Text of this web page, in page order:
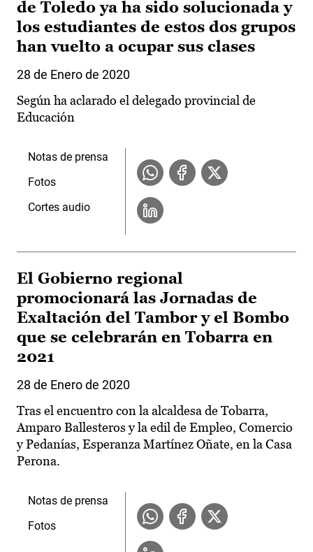
de Toledo ya ha sido solucionada y
los estudiantes de estos dos grupos
han vuelto a ocupar sus clases
28 de Enero de 2020
Según ha aclarado el delegado provincial de
Educación
Notas de prensa
Fotos
Cortes audio
El Gobierno regional
promocionará las Jornadas de
Exaltación del Tambor y el Bombo
que se celebrarán en Tobarra en
2021
28 de Enero de 2020
Tras el encuentro con la alcaldesa de Tobarra,
Amparo Ballesteros y la edil de Empleo, Comercio
y Pedanías, Esperanza Martínez Oñate, en la Casa
Perona.
Notas de prensa
Fotos